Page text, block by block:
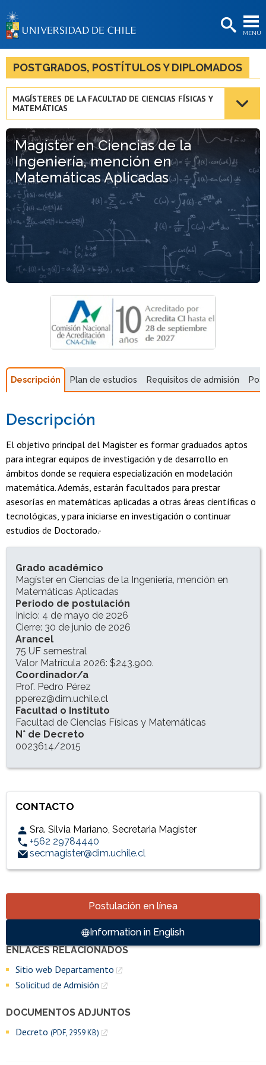
MENÚ
BIBLIOTECAS
LA UNIVERSIDAD
Académicas/os
Funcionarias/os
Egresadas/os
POSTGRADOS, POSTÍTULOS Y DIPLOMADOS
MAGÍSTERES DE LA FACULTAD DE CIENCIAS FÍSICAS Y
MATEMÁTICAS
Magíster en Ciencias de la
Ingeniería, mención en
Matemáticas Aplicadas
Descripción Plan de estudios Requisitos de admisión
Descripción
El objetivo principal del Magister es formar graduados aptos
para integrar equipos de investigación y de desarrollo en
ámbitos donde se requiera especialización en modelación
matemática. Además, estarán facultados para prestar
asesorías en matemáticas aplicadas a otras áreas científicas o
tecnológicas, y para iniciarse en investigación o continuar
estudios de Doctorado.-
Accesos directosPostulación en línea
Information in English
INFORMACIÓN DEL PROGRAMA
Grado académico
Magíster en Ciencias de la Ingeniería, mención en
Matemáticas Aplicadas
Periodo de postulación
Inicio: 4 de mayo de 2026
Cierre: 30 de junio de 2026
Arancel
75 UF semestral
Valor Matrícula 2026: $243.900.
Coordinador/a
Prof. Pedro Pérez
pperez@dim.uchile.cl
Facultad o Instituto
Facultad de Ciencias Físicas y Matemáticas
N° de Decreto
0023614/2015
Enlaces y documentos de interés
ENLACES RELACIONADOS
Sitio web Departamento
Solicitud de Admisión
DOCUMENTOS ADJUNTOS
Decreto (PDF, 2959 KB)
CONTACTO
Sra. Silvia Mariano, Secretaria Magister
+562 29784440
secmagister@dim.uchile.cl